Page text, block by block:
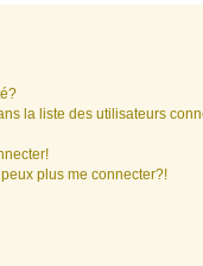
la liste des utilisateurs
plus me connecter?!